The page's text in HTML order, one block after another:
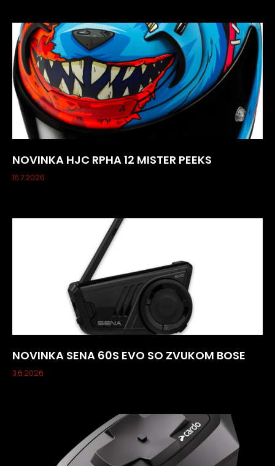
NOVINKA HJC RPHA 12 MISTER PEEKS
16.7.2026
NOVINKA SENA 60S EVO SO ZVUKOM BOSE
3.6.2026